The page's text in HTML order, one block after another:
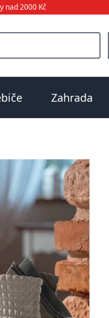
nad 2000 Kč
Zahrada